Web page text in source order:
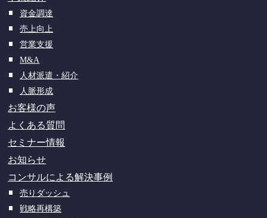
資金調達
売上向上
営業支援
M&A
人材派遣・紹介
人脈形成
お客様の声
よくある質問
セミナー情報
お知らせ
コンサルによる解決事例
売りダッシュ
戦略再構築